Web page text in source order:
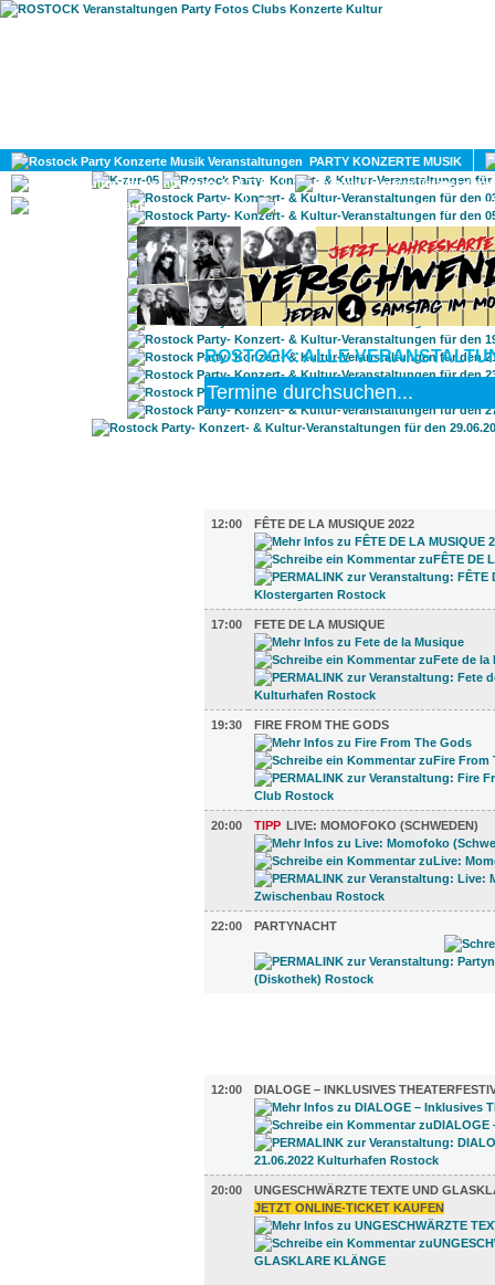
PARTY KONZERTE MUSIK
KULTUR
GAY
ROSTOCK: ALLE
12:00
FÊTE DE LA MUSIQUE 2022
17:00 FETE DE LA MUSIQUE
19:30 FIRE FROM THE GODS
20:00 TIPP LIVE: MOMOFOKO (SCHWEDEN)
22:00 PARTYNACHT
12:00
DIALOGE – INKLUSIVES
20:00
UNGESCHWÄRZTE TEXTE UND
JETZT ONLINE-TICKET KAUFEN